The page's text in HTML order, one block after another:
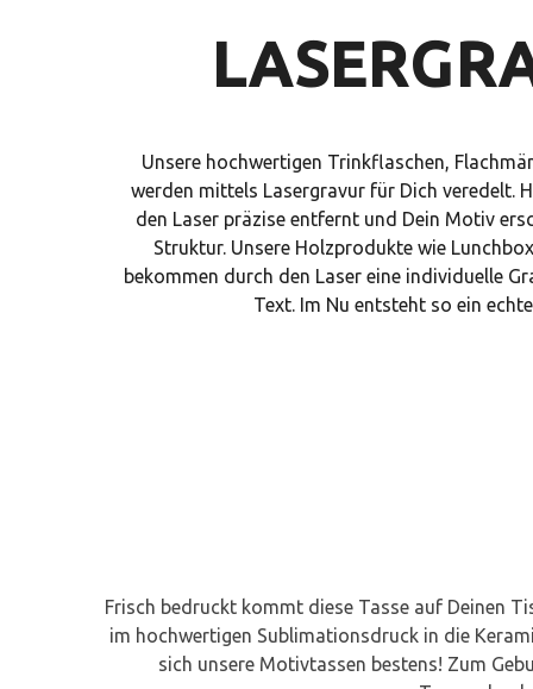
Unsere hochwertigen Trinkflaschen,
werden mittels Lasergravur für Dich veredelt.
den Laser präzise entfernt und Dein Motiv
Struktur. Unsere Holzprodukte wie
bekommen durch den Laser eine individuelle
Text. Im Nu entsteht so ein
Frisch bedruckt kommt diese Tasse auf Deinen
im hochwertigen Sublimationsdruck in die
sich unsere Motivtassen bestens! Zum